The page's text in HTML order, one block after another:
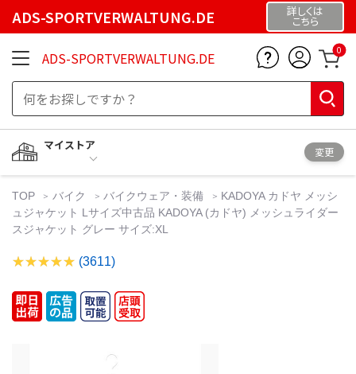
ADS-SPORTVERWALTUNG.DE 詳しくは
こちら
ADS-SPORTVERWALTUNG.DE 0
マイストア
変更
TOP バイク バイクウェア・装備
KADOYA カドヤ メッシ
ュジャケット Lサイズ中古品 KADOYA (カドヤ) メッシュライダー
スジャケット グレー サイズ:XL
(3611)